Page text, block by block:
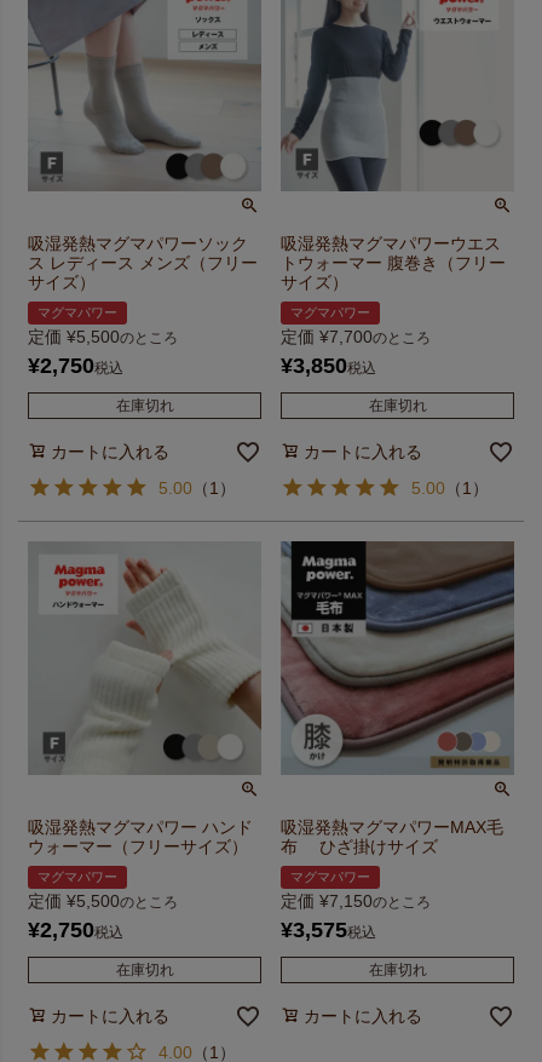
吸湿発熱マグマパワーソック
ス レディース メンズ（フリー
サイズ）
マグマパワー
定価 ¥5,500のところ
¥2,750税込
在庫切れ
カートに入れる
5.00 （1 ）
吸湿発熱マグマパワーウエス
トウォーマー 腹巻き（フリー
サイズ）
マグマパワー
定価 ¥7,700のところ
¥3,850税込
在庫切れ
カートに入れる
5.00 （1 ）
吸湿発熱マグマパワー ハンド
ウォーマー（フリーサイズ）
マグマパワー
定価 ¥5,500のところ
¥2,750税込
在庫切れ
カートに入れる
4.00 （1 ）
吸湿発熱マグマパワーMAX毛
布 ひざ掛けサイズ
マグマパワー
定価 ¥7,150のところ
¥3,575税込
在庫切れ
カートに入れる